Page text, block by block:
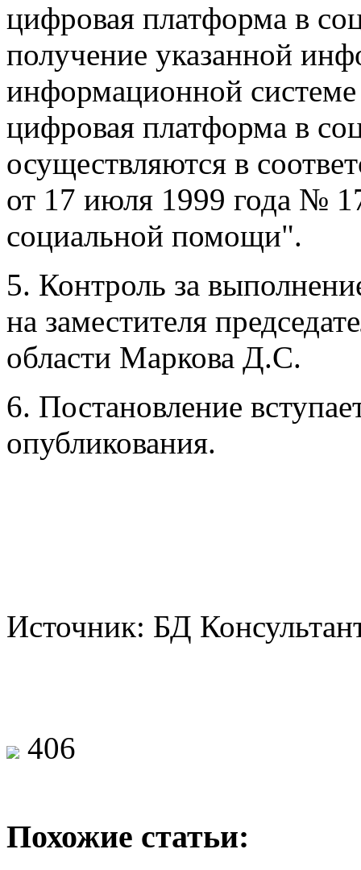
цифровая платформа в
получение указанной
информационной
цифровая платформа в
осуществляются в
от 17 июля 1999 года №
социальной помощи".
5. Контроль за
на заместителя
области Маркова Д.С.
6. Постановление
опубликования.
Источник: БД
406
Похожие статьи: